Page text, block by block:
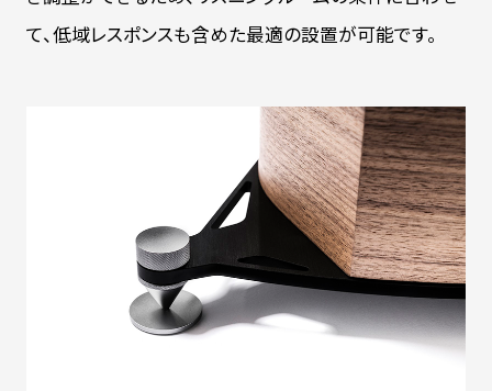
て、低域レスポンスも含めた最適の設置が可能です。